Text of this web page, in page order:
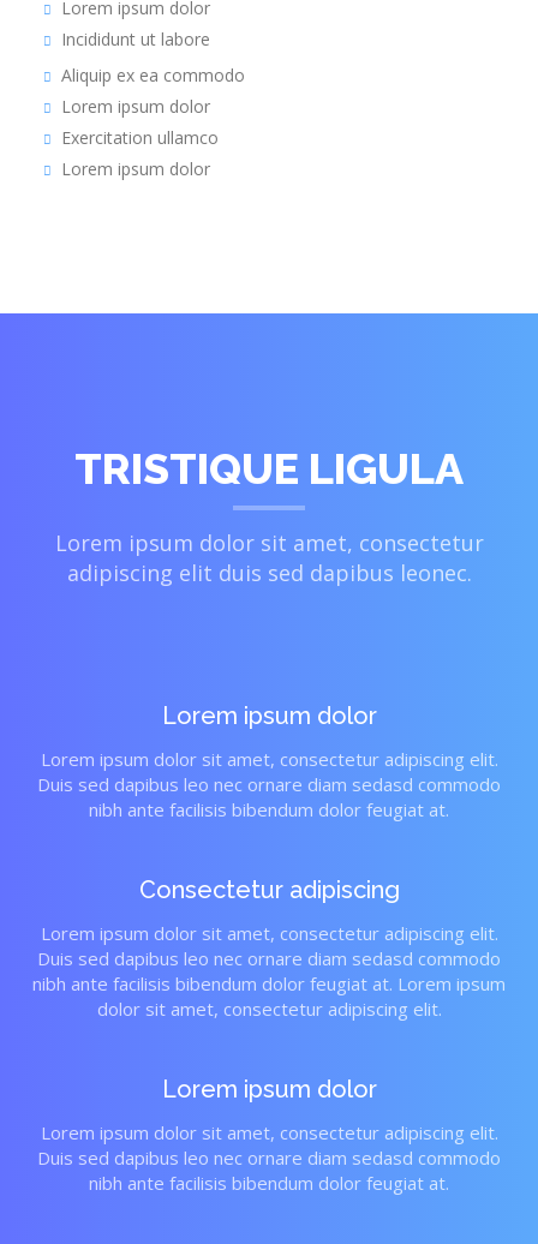
Lorem ipsum dolor
Incididunt ut labore
Aliquip ex ea commodo
Lorem ipsum dolor
Exercitation ullamco
Lorem ipsum dolor
TRISTIQUE LIGULA
Lorem ipsum dolor sit amet, consectetur
adipiscing elit duis sed dapibus leonec.
Lorem ipsum dolor
Lorem ipsum dolor sit amet, consectetur adipiscing elit.
Duis sed dapibus leo nec ornare diam sedasd commodo
nibh ante facilisis bibendum dolor feugiat at.
Consectetur adipiscing
Lorem ipsum dolor sit amet, consectetur adipiscing elit.
Duis sed dapibus leo nec ornare diam sedasd commodo
nibh ante facilisis bibendum dolor feugiat at. Lorem ipsum
dolor sit amet, consectetur adipiscing elit.
Lorem ipsum dolor
Lorem ipsum dolor sit amet, consectetur adipiscing elit.
Duis sed dapibus leo nec ornare diam sedasd commodo
nibh ante facilisis bibendum dolor feugiat at.